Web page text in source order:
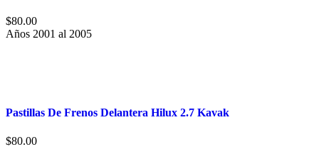
$80.00
Años 2001 al 2005
Pastillas De Frenos Delantera Hilux 2.7 Kavak
$80.00